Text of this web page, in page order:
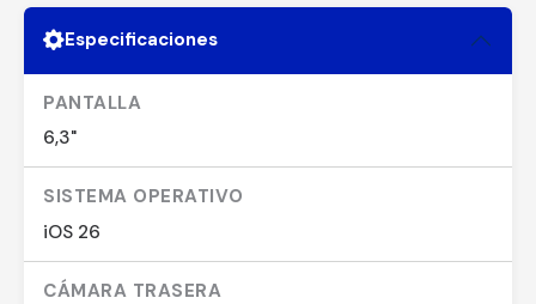
Especificaciones
PANTALLA
6,3"
SISTEMA OPERATIVO
iOS 26
CÁMARA TRASERA